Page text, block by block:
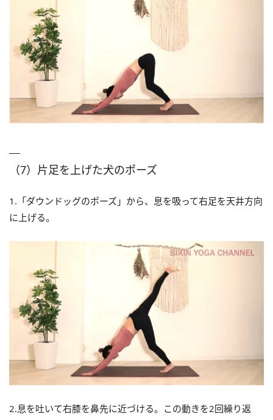
（7）片足を上げた犬のポーズ
1.「ダウンドッグのポーズ」から、息を吸って右足を天井方向
に上げる。
2.息を吐いて右膝を鼻先に近づける。この動きを2回繰り返